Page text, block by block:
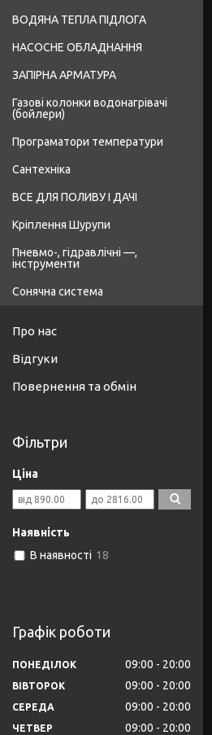
ВОДЯНА ТЕПЛА ПІДЛОГА
НАСОСНЕ ОБЛАДНАННЯ
ЗАПІРНА АРМАТУРА
Газові колонки водонагрівачі
(бойлери)
Програматори температури
Сантехніка
ВСЕ ДЛЯ ПОЛИВУ І ДАЧІ
Кріплення Шурупи
Пневмо-, гідравлічні —,
інструменти
Сонячна система
Про нас
Відгуки
Повернення та обмін
Фільтри
Ціна
Наявність
В наявності 18
Графік роботи
ПОНЕДІЛОК 09:00 20:00
ВІВТОРОК 09:00 20:00
СЕРЕДА 09:00 20:00
ЧЕТВЕР 09:00 20:00